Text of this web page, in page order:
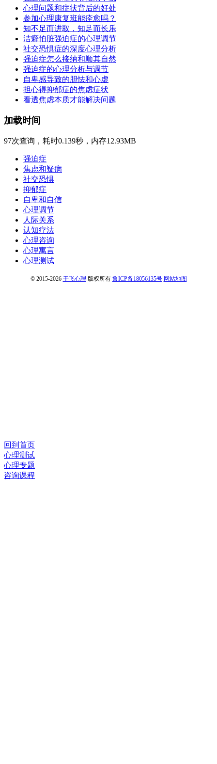
心理问题和症状背后的好处
参加心理康复班能痊愈吗？
知不足而进取，知足而长乐
洁癖怕脏强迫症的心理调节
社交恐惧症的深度心理分析
强迫症怎么接纳和顺其自然
强迫症的心理分析与调节
自卑感导致的胆怯和心虚
担心得抑郁症的焦虑症状
看透焦虑本质才能解决问题
加载时间
97次查询，耗时0.139秒，内存12.93MB
强迫症
焦虑和疑病
社交恐惧
抑郁症
自卑和自信
心理调节
人际关系
认知疗法
心理咨询
心理寓言
心理测试
© 2015-2026 于飞心理 版权所有 鲁ICP备18056135号 网站地图
回到首页
心理测试
心理专题
咨询课程